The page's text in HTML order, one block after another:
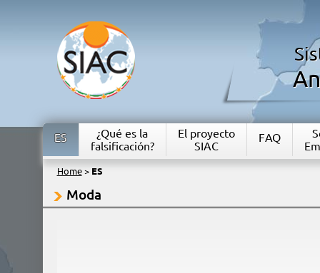
ES
¿Qué es la
falsificación?
El proyecto
SIAC
FAQ
Home> ES
Moda